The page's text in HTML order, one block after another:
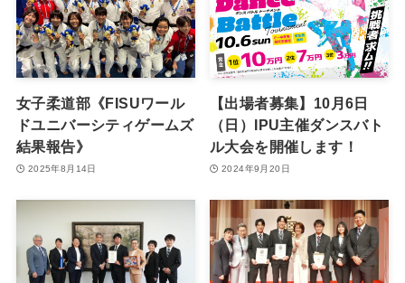
女子柔道部《FISUワール
ドユニバーシティゲームズ
結果報告》
2025年8月14日
【出場者募集】10月6日
（日）IPU主催ダンスバト
ル大会を開催します！
2024年9月20日